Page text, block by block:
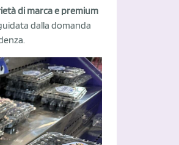
di marca e premium
dalla domanda